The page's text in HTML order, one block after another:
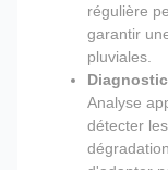
régulière
garantir
pluviales.
Analyse
détecter